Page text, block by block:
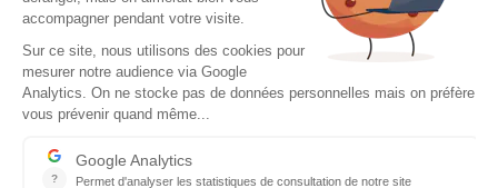
Copyright © 2026 - Tous droits réservés